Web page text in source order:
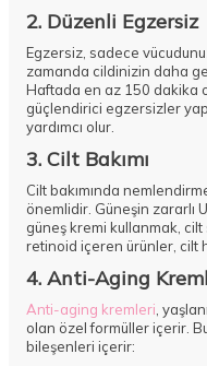
2. Düzenli Egzersiz
Egzersiz, sadece
zamanda cildinizin daha
Haftada en az 150 dakika
güçlendirici egzersizler
yardımcı olur.
3. Cilt Bakımı
Cilt bakımında
önemlidir. Güneşin zararlı
güneş kremi kullanmak, cilt
retinoid içeren ürünler, cilt
4. Anti-Aging
Anti-aging kremleri,
olan özel formüller içerir.
bileşenleri içerir: